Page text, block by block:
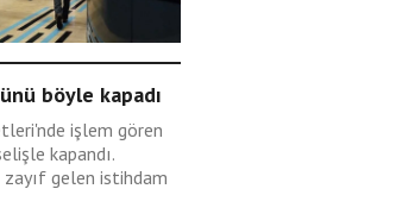
böyle kapadı
işlem gören
kapandı.
zayıf gelen istihdam